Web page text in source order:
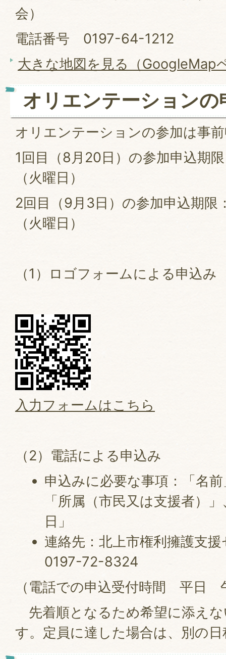
会）
電話番号 0197-64-1212
大きな地図を見る（GoogleMap
オリエンテーションの
オリエンテーションの参加は事
1回目（8月20日）の参加申込期
（火曜日）
2回目（9月3日）の参加申込期限
（火曜日）
（1）ロゴフォームによる申込み
入力フォームはこちら
（2）電話による申込み
申込みに必要な事項：「名
「所属（市民又は支援者）
日」
連絡先：北上市権利擁護支
0197-72-8324
（電話での申込受付時間 平日
先着順となるため希望に添え
す。定員に達した場合は、別の